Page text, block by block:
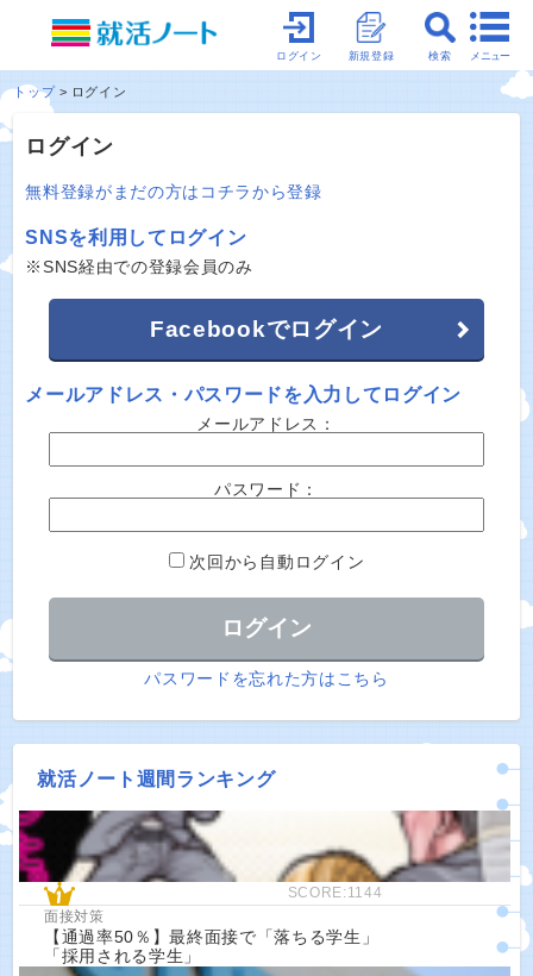
メニュー
検索
新規登録
ログイン
トップ ログイン
ログイン
無料登録がまだの方はコチラから登録
SNSを利用してログイン
※SNS経由での登録会員のみ
Facebookでログイン
メールアドレス・パスワードを入力してログイン
メールアドレス：
パスワード：
次回から自動ログイン
パスワードを忘れた方はこちら
就活ノート週間ランキング
SCORE:1144
面接対策
【通過率50％】最終面接で「落ちる学生」
「採用される学生」